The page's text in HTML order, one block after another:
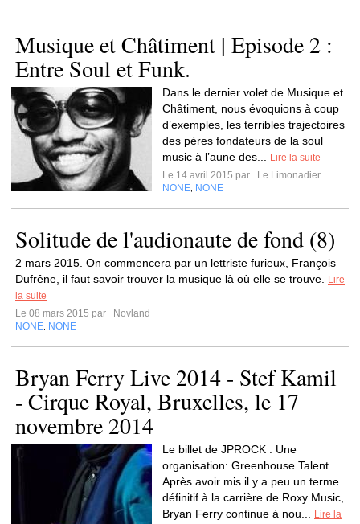
Musique et Châtiment | Episode 2 :
Entre Soul et Funk.
Dans le dernier volet de Musique et
Châtiment, nous évoquions à coup
d’exemples, les terribles trajectoires
des pères fondateurs de la soul
music à l’aune des...
Lire la suite
Le 14 avril 2015 par
Le Limonadier
NONE NONE
Solitude de l'audionaute de fond (8)
2 mars 2015. On commencera par un lettriste furieux, François
Dufrêne, il faut savoir trouver la musique là où elle se trouve.
Lire
la suite
Le 08 mars 2015 par
Novland
NONE NONE
Bryan Ferry Live 2014 - Stef Kamil
- Cirque Royal, Bruxelles, le 17
novembre 2014
Le billet de JPROCK : Une
organisation: Greenhouse Talent.
Après avoir mis il y a peu un terme
définitif à la carrière de Roxy Music,
Bryan Ferry continue à nou...
Lire la